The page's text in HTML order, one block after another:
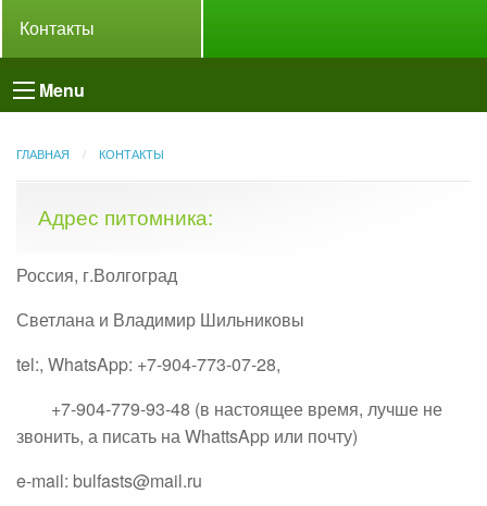
Контакты
Menu
ГЛАВНАЯ КОНТАКТЫ
Адрес питомника:
Россия, г.Волгоград
Светлана и Владимир Шильниковы
tel:, WhatsApp: +7-904-773-07-28,
+7-904-779-93-48 (в настоящее время, лучше не
звонить, а писать на WhattsApp или почту)
e-mail: bulfasts@mail.ru